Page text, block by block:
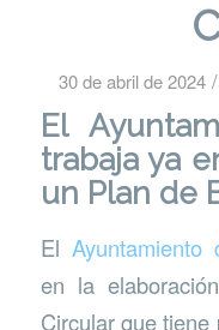
30 de abril de 2024 /
El
trabaja ya
un Plan de
El Ayuntamiento
en la
Circular que